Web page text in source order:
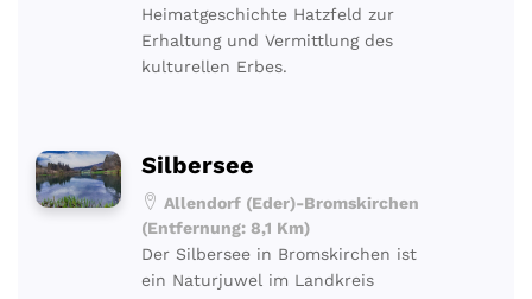
Heimatgeschichte Hatzfeld zur
Erhaltung und Vermittlung des
kulturellen Erbes.
Silbersee
Allendorf (Eder)-Bromskirchen
(Entfernung: 8,1 Km)
Der Silbersee in Bromskirchen ist
ein Naturjuwel im Landkreis